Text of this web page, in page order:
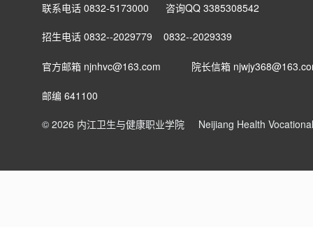
联系电话 0832-5173000 咨询QQ 3385308542
招生电话 0832--2029779 0832--2029339
官方邮箱 njnhvc@163.com 院长信箱
邮编 641100
© 2026 内江卫生与健康职业学院 Neijiang Health